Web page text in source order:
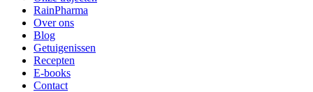
RainPharma
Over ons
Blog
Getuigenissen
Recepten
E-books
Contact